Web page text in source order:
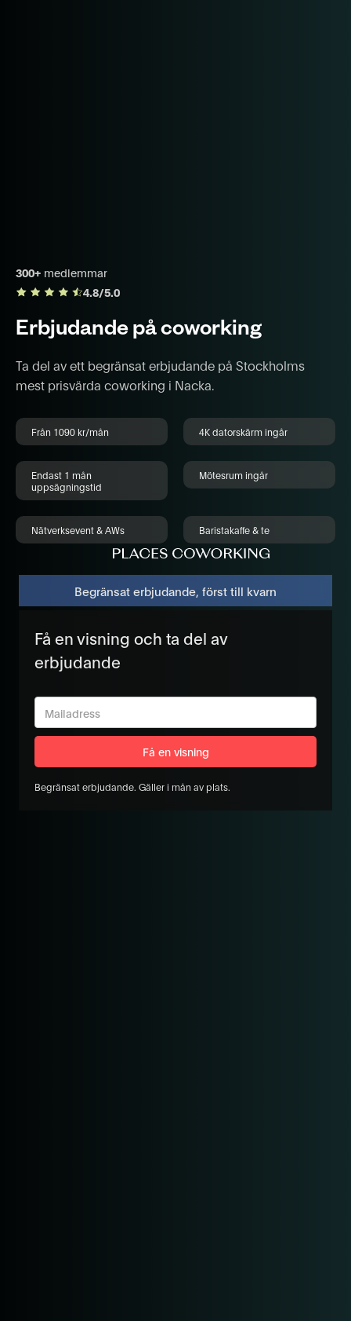
300+ medlemmar
4.8/5.0
Erbjudande på coworking
Ta del av ett begränsat erbjudande på Stockholms
mest prisvärda coworking i Nacka.
Från 1090 kr/mån 4K datorskärm ingår
Endast 1 mån
uppsägningstid
Mötesrum ingår
Nätverksevent & AWs Baristakaffe & te
Begränsat erbjudande, först till kvarn
Få en visning och ta del av
erbjudande
Begränsat erbjudande. Gäller i mån av plats.